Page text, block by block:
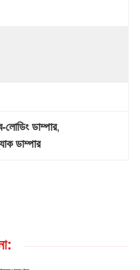
লোডিং ডাম্পার,
ডাম্পার